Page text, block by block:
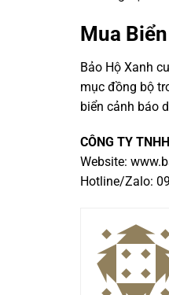
Mua
Bảo Hộ Xanh
mục đồng bộ
biển cảnh báo
CÔNG TY
Website:
Hotline/Zalo: